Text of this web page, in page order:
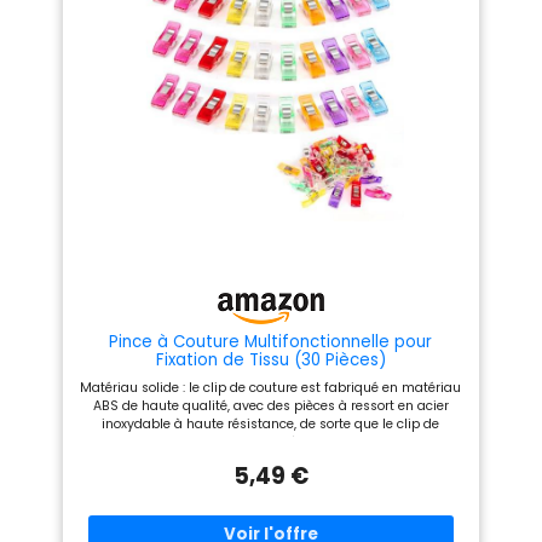
pratique pour tous les âges.
Un cadeau de choix sage pour
votre maman, votre grand-
mère et vos amoureux. Bien
pour les débutants, les
artisans ou les gens qui
aiment le bricolage Veuillez
couture ou pour des
réparations et des
modifications rapides. Facile à
transporter : sa taille
compacte le rend idéal pour
les voyages ou pour le garder
dans votre véhicule. Utilisation
polyvalente : convient pour la
maison, les voyages, les
urgences et les besoins
généraux de couture.
Pince à Couture Multifonctionnelle pour
Fixation de Tissu (30 Pièces)
Matériau solide : le clip de couture est fabriqué en matériau
ABS de haute qualité, avec des pièces à ressort en acier
inoxydable à haute résistance, de sorte que le clip de
couture a une meilleure capacité de fixation, et la base du
surface de le tissu est lisse lors de la fixation du tissu plus
choisir selon vos besoins, taille des pinces à coudre : 2,7 ×
1,0 × 1,5 cm, composé de 9 couleurs (rouge, bleu, jaune,
5,49 €